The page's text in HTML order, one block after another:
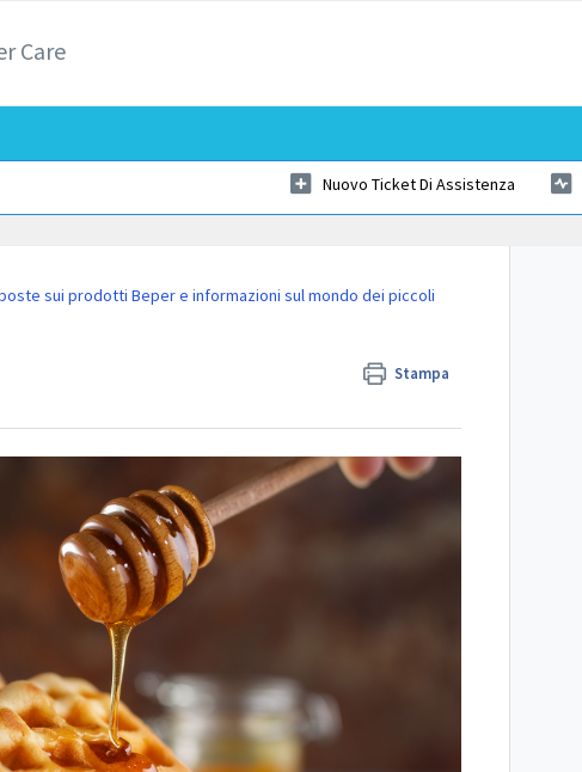
Care
Nuovo Ticket Di Assistenza
sui prodotti Beper e informazioni sul mondo dei piccoli
Stampa